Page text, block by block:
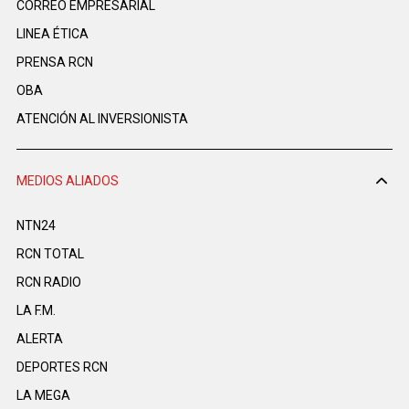
CORREO EMPRESARIAL
LINEA ÉTICA
PRENSA RCN
OBA
ATENCIÓN AL INVERSIONISTA
MEDIOS ALIADOS
NTN24
RCN TOTAL
RCN RADIO
LA F.M.
ALERTA
DEPORTES RCN
LA MEGA